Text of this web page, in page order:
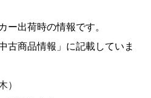
ー出荷時の情報です。
古商品情報」に記載していま
）